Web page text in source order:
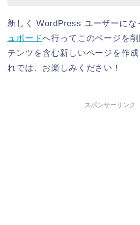
新しく WordPress ユーザーにな
ュボードへ行ってこのページを
テンツを含む新しいページを作
れでは、お楽しみください !
スポンサーリンク